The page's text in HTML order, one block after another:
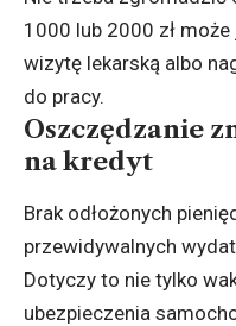
1000 lub 2000 zł
wizytę lekarską albo
do pracy.
Oszczędzanie
na kredyt
Brak odłożonych
przewidywalnych
Dotyczy to nie tylko
ubezpieczenia